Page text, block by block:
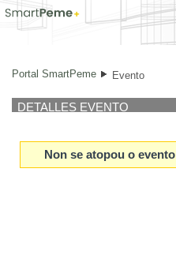
Evento
Portal SmartPeme Evento
DETALLES EVENTO
Non se atopou o evento